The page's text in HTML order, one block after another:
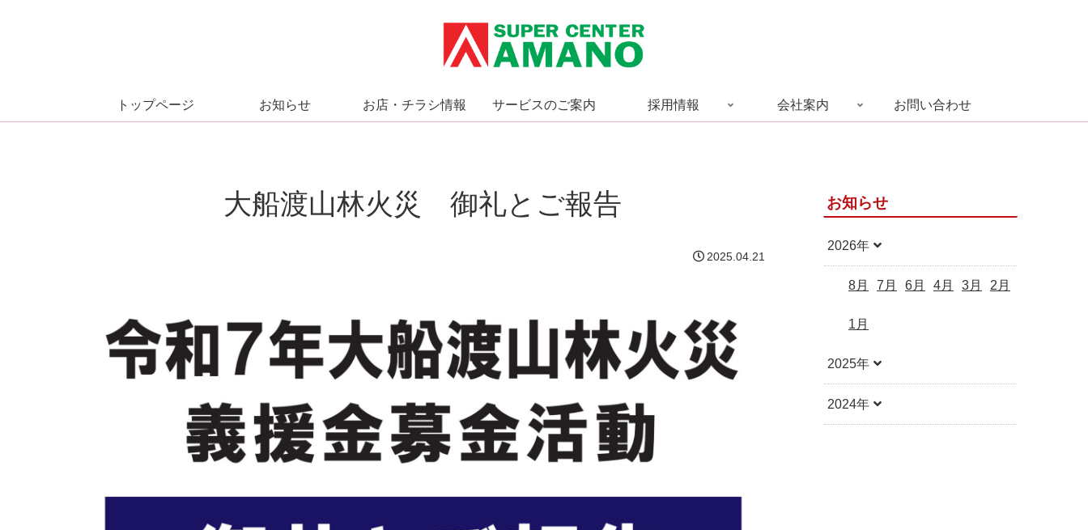
トップページ お知らせ お店・チラシ情報 サービスのご案内 採用情報 会社案内 お問い合わせ
大船渡山林火災 御礼とご報告
2025.04.21
お知らせ
2026年
8月 7月 6月 4月 3月 2月
1月
2025年
2024年